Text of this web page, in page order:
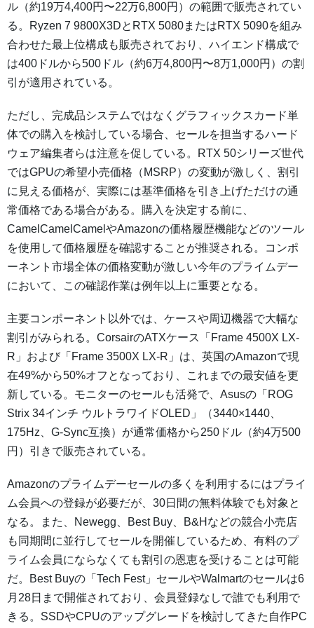
ル（約19万4,400円〜22万6,800円）の範囲で販売されてい
る。Ryzen 7 9800X3DとRTX 5080またはRTX 5090を組み
合わせた最上位構成も販売されており、ハイエンド構成で
は400ドルから500ドル（約6万4,800円〜8万1,000円）の割
引が適用されている。
ただし、完成品システムではなくグラフィックスカード単
体での購入を検討している場合、セールを担当するハード
ウェア編集者らは注意を促している。RTX 50シリーズ世代
ではGPUの希望小売価格（MSRP）の変動が激しく、割引
に見える価格が、実際には基準価格を引き上げただけの通
常価格である場合がある。購入を決定する前に、
CamelCamelCamelやAmazonの価格履歴機能などのツール
を使用して価格履歴を確認することが推奨される。コンポ
ーネント市場全体の価格変動が激しい今年のプライムデー
において、この確認作業は例年以上に重要となる。
主要コンポーネント以外では、ケースや周辺機器で大幅な
割引がみられる。CorsairのATXケース「Frame 4500X LX-
R」および「Frame 3500X LX-R」は、英国のAmazonで現
在49%から50%オフとなっており、これまでの最安値を更
新している。モニターのセールも活発で、Asusの「ROG
Strix 34インチ ウルトラワイドOLED」（3440×1440、
175Hz、G-Sync互換）が通常価格から250ドル（約4万500
円）引きで販売されている。
Amazonのプライムデーセールの多くを利用するにはプライ
ム会員への登録が必要だが、30日間の無料体験でも対象と
なる。また、Newegg、Best Buy、B&Hなどの競合小売店
も同期間に並行してセールを開催しているため、有料のプ
ライム会員にならなくても割引の恩恵を受けることは可能
だ。Best Buyの「Tech Fest」セールやWalmartのセールは6
月28日まで開催されており、会員登録なしで誰でも利用で
きる。SSDやCPUのアップグレードを検討してきた自作PC